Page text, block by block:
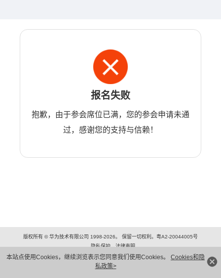
本站点使用Cookies，继续浏览表示您同意我们使用Cookies。 Cookies和隐
私政策>
报名失败
抱歉，由于参会席位已满，您的参会申请未通
过，感谢您的支持与信赖！
版权所有 © 华为技术有限公司 1998-2026。 保留一切权利。粤A2-20044005号
隐私保护
法律声明